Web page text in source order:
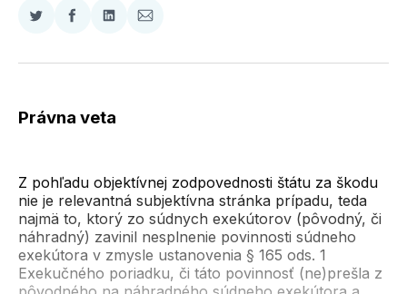
Zdieľať
Twitter
Zdieľať
Facebooku
Zdieľať
LinkedIne
Zdieľať
E-
Právna veta
Z pohľadu objektívnej zodpovednosti štátu za škodu
nie je relevantná subjektívna stránka prípadu, teda
najmä to, ktorý zo súdnych exekútorov (pôvodný, či
náhradný) zavinil nesplnenie povinnosti súdneho
exekútora v zmysle ustanovenia § 165 ods. 1
Exekučného poriadku, či táto povinnosť (ne)prešla z